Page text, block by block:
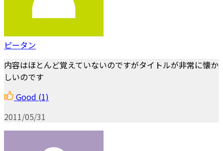
ピータン
内容はほとんど覚えていないのですがタイトルが非常に懐か
しいのです
Good (1)
2011/05/31